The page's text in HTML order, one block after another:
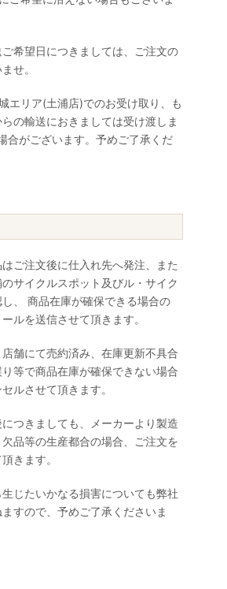
希望日につきましては、ご注文の
せ。
エリア(土浦店)でのお受け取り、も
の輸送におきましては受け渡しま
合がございます。予めご了承くだ
ご注文後に仕入れ先へ発注、また
サイクルスポット及びル・サイク
、 商品在庫が確保できる場合の
ルを送信させて頂きます。
舗にて売約済み、在庫更新不具合
等で商品在庫が確保できない場合
ルさせて頂きます。
つきましても、メーカーより製造
品等の生産都合の場合、ご注文を
きます。
じたいかなる損害についても弊社
すので、予めご了承くださいま